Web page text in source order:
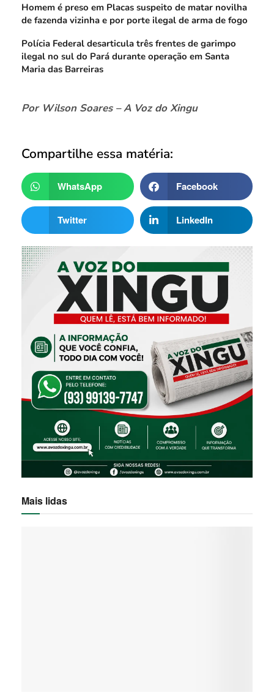
Homem é preso em Placas suspeito de matar novilha
de fazenda vizinha e por porte ilegal de arma de fogo
Polícia Federal desarticula três frentes de garimpo
ilegal no sul do Pará durante operação em Santa
Maria das Barreiras
Por Wilson Soares – A Voz do Xingu
Compartilhe essa matéria:
WhatsApp Facebook
Twitter LinkedIn
Mais lidas